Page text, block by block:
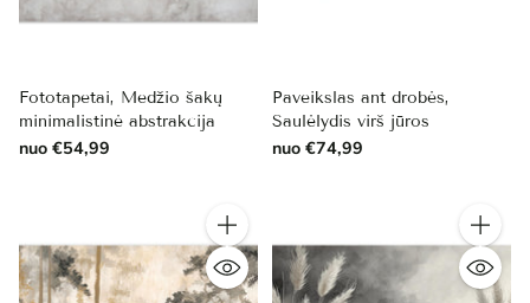
Fototapetai, Medžio šakų
minimalistinė abstrakcija
nuo €54,99
Paveikslas ant drobės,
Saulėlydis virš jūros
nuo €74,99
Kiekis Kiekis